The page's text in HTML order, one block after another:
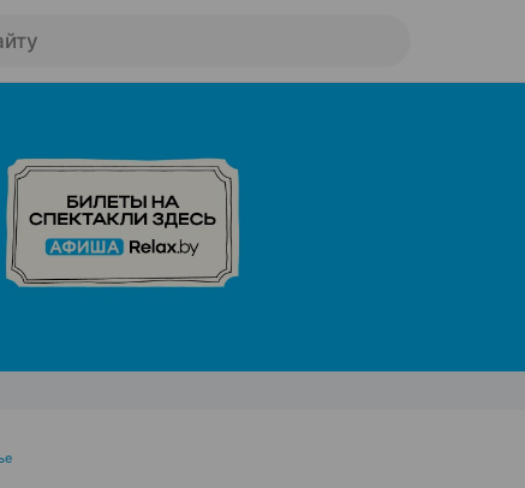
ЭФФЕКТИВНАЯ РЕКЛАМА НА САЙТЕ